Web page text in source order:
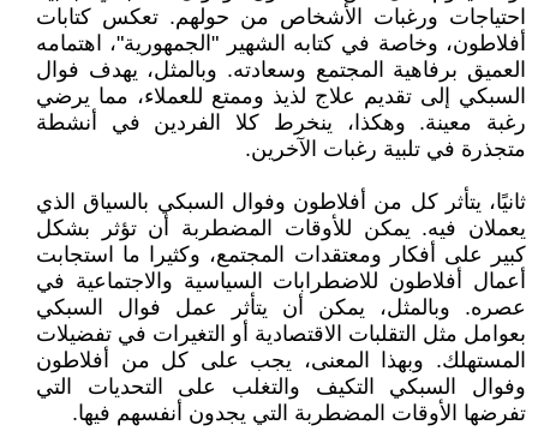
احتياجات ورغبات الأشخاص من حولهم. تعكس كتابات
أفلاطون، وخاصة في كتابه الشهير "الجمهورية"، اهتمامه
العميق برفاهية المجتمع وسعادته. وبالمثل، يهدف فوال
السبكي إلى تقديم علاج لذيذ وممتع للعملاء، مما يرضي
رغبة معينة. وهكذا، ينخرط كلا الفردين في أنشطة
متجذرة في تلبية رغبات الآخرين.
ثانيًا، يتأثر كل من أفلاطون وفوال السبكي بالسياق الذي
يعملان فيه. يمكن للأوقات المضطربة أن تؤثر بشكل
كبير على أفكار ومعتقدات المجتمع، وكثيرا ما استجابت
أعمال أفلاطون للاضطرابات السياسية والاجتماعية في
عصره. وبالمثل، يمكن أن يتأثر عمل فوال السبكي
بعوامل مثل التقلبات الاقتصادية أو التغيرات في تفضيلات
المستهلك. وبهذا المعنى، يجب على كل من أفلاطون
وفوال السبكي التكيف والتغلب على التحديات التي
تفرضها الأوقات المضطربة التي يجدون أنفسهم فيها.